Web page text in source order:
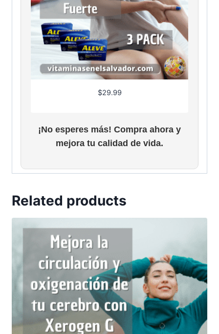
$29.99
¡No esperes más! Compra ahora y
mejora tu calidad de vida.
Related products